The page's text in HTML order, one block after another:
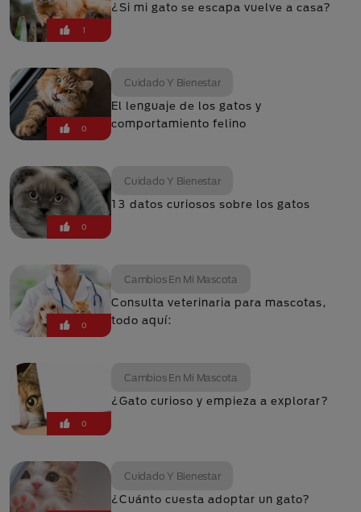
1
¿Si mi gato se escapa vuelve a casa?
0
Cuidado Y Bienestar
El lenguaje de los gatos y
comportamiento felino
0
Cuidado Y Bienestar
13 datos curiosos sobre los gatos
0
Cambios En Mi Mascota
Consulta veterinaria para mascotas,
todo aquí:
0
Cambios En Mi Mascota
¿Gato curioso y empieza a explorar?
Cuidado Y Bienestar
¿Cuánto cuesta adoptar un gato?